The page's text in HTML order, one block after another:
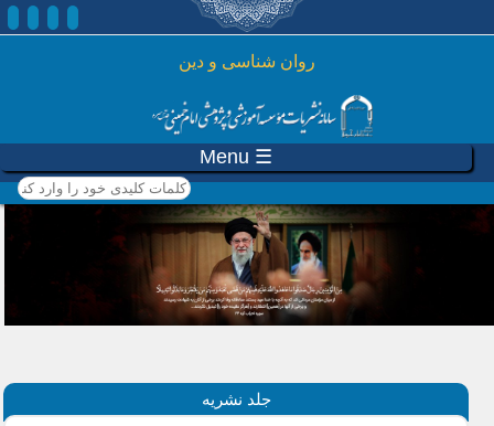
رفتن به محتوای اصلی
روان شناسی و دين
☰ Menu
کلمات کلیدی خود را وارد
کنید
جلد نشریه